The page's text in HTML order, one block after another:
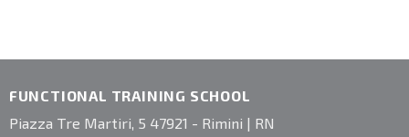
FUNCTIONAL TRAINING SCHOOL
Piazza Tre Martiri, 5 47921 - Rimini | RN